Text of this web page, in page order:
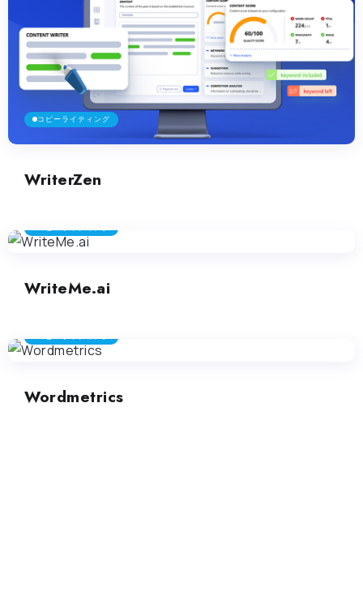
コピーライティング
WriterZen
WriteMe.ai
Wordmetrics